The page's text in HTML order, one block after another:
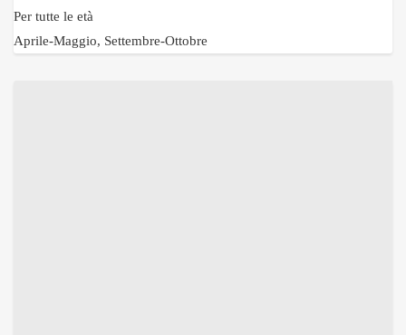
Per tutte le età
Aprile-Maggio, Settembre-Ottobre